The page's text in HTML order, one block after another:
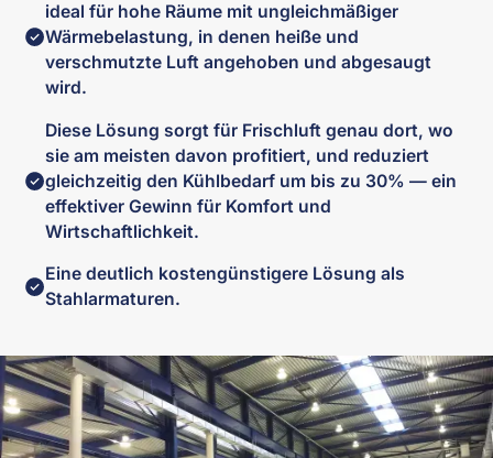
ideal für hohe Räume mit ungleichmäßiger
Wärmebelastung, in denen heiße und
verschmutzte Luft angehoben und abgesaugt
wird.
Diese Lösung sorgt für Frischluft genau dort, wo
sie am meisten davon profitiert, und reduziert
gleichzeitig den Kühlbedarf um bis zu 30% — ein
effektiver Gewinn für Komfort und
Wirtschaftlichkeit.
Eine deutlich kostengünstigere Lösung als
Stahlarmaturen.